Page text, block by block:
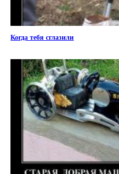
Когда тебя сглазили